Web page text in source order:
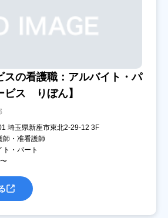
スの看護職：アルバイト・パ
ビス りぼん】
埼玉県新座市東北2-29-12 3F
師・准看護師
ト・パート